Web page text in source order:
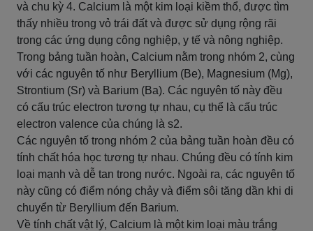
và chu kỳ 4. Calcium là một kim loại kiềm thổ, được tìm
thấy nhiều trong vỏ trái đất và được sử dụng rộng rãi
trong các ứng dụng công nghiệp, y tế và nông nghiệp.
Trong bảng tuần hoàn, Calcium nằm trong nhóm 2, cùng
với các nguyên tố như Beryllium (Be), Magnesium (Mg),
Strontium (Sr) và Barium (Ba). Các nguyên tố này đều
có cấu trúc electron tương tự nhau, cụ thể là cấu trúc
electron valence của chúng là s2.
Các nguyên tố trong nhóm 2 của bảng tuần hoàn đều có
tính chất hóa học tương tự nhau. Chúng đều có tính kim
loại mạnh và dễ tan trong nước. Ngoài ra, các nguyên tố
này cũng có điểm nóng chảy và điểm sôi tăng dần khi di
chuyển từ Beryllium đến Barium.
Về tính chất vật lý, Calcium là một kim loại màu trắng